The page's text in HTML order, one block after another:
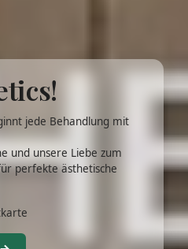
jede Behandlung mit
und unsere Liebe zum
perfekte ästhetische